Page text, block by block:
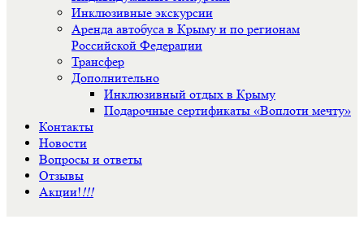
Инклюзивные экскурсии
Аренда автобуса в Крыму и по регионам
Российской Федерации
Трансфер
Дополнительно
Инклюзивный отдых в Крыму
Подарочные сертификаты «Воплоти мечту»
Контакты
Новости
Вопросы и ответы
Отзывы
Акции!!!!